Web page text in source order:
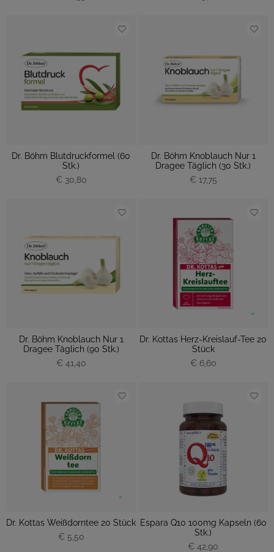
Dr. Böhm Blutdruckformel (60
Stk.)
€ 30,80
Dr. Böhm Knoblauch Nur 1
Dragee Täglich (30 Stk.)
€ 17,75
Dr. Böhm Knoblauch Nur 1
Dragee Täglich (90 Stk.)
€ 41,40
Dr. Kottas Herz-Kreislauf-Tee 20
Stück
€ 6,60
Dr. Kottas Weißdorntee 20 Stück
€ 5,50
Espara Q10 100mg Kapseln (60
Stk.)
€ 42,90